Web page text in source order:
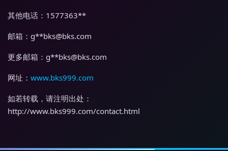
其他电话：1577363**
邮箱：g**bks@bks.com
更多邮箱：g**bks@bks.com
网址： www.bks999.com
如若转载，请注明出处：
http://www.bks999.com/contact.html